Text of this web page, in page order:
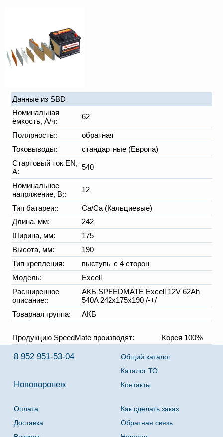
Данные из SBD
Номинальная
ёмкость, А/ч:
62
Полярность::
обратная
Токовыводы:
стандартные (Европа)
Стартовый ток EN,
А:
540
Номинальное
напряжение, В::
12
Тип батареи::
Ca/Ca (Кальциевые)
Длина, мм:
242
Ширина, мм:
175
Высота, мм:
190
Тип крепления:
выступы с 4 сторон
Модель:
Excell
Расширенное
описание::
АКБ SPEEDMATE Excell 12V 62Ah
540A 242x175x190 /-+/
Товарная группа:
АКБ
Продукцию SpeedMate производят: Корея 100%
8 952 951-53-04
Нововоронеж
Общий каталог
Каталог ТО
Контакты
Оплата
Доставка
Как сделать заказ
Обратная связь